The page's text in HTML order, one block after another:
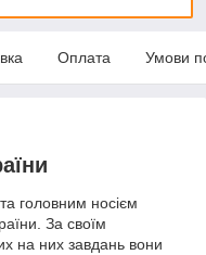
Оплата Умови
головним носієм
За своїм
на них завдань вони